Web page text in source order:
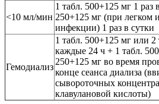
<10 мл/мин
1 табл. 500+125 мг 1 раз
250+125 мг (при легком
инфекции) 1 раз в сутки
Гемодиализ
1 табл. 500+125 мг или 2
каждые 24 ч + 1 табл.
250+125 мг во время
конце сеанса диализа
сывороточных
клавулановой кислоты)